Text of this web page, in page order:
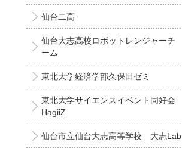
仙台二高
仙台大志高校ロボットレンジャーチ
ーム
東北大学経済学部久保田ゼミ
東北大学サイエンスイベント同好会
HagiiZ
仙台市立仙台大志高等学校 大志Lab